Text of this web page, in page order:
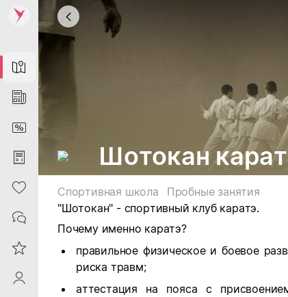
Map
News
DiscountCard
Purchases
Heart
Contacts
Reviews
ProfileSaby
Шотокан
Спортивная школа
Пробные занятия
"Шотокан" - спортивный клуб каратэ.
Почему именно каратэ?
правильное физическое и боевое
риска травм;
аттестация на пояса с